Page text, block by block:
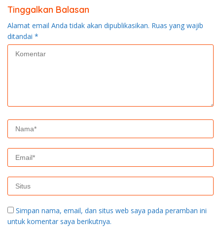
Tinggalkan Balasan
Alamat email Anda tidak akan dipublikasikan. Ruas yang wajib
ditandai *
Simpan nama, email, dan situs web saya pada peramban ini
untuk komentar saya berikutnya.